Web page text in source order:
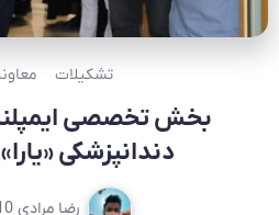
تشکیلات
بخش تخصصی
دندانپزشکی
رضا مرادی